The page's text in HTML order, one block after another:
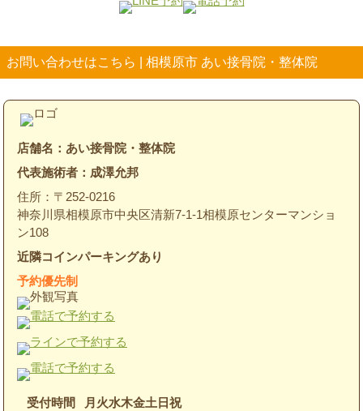
お問い合わせはこちら | 相模原市 あい接骨院・整体院
店舗名：あい接骨院・整体院
代表施術者：成澤允邦
住所：〒252-0216
神奈川県相模原市中央区清新7-1-1相模原センターマンショ
ン108
近隣コインパーキングあり
予約優先制
受付時間 月 火水木金土 日祝